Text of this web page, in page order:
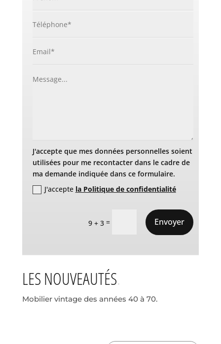
J'accepte que mes données personnelles soient
utilisées pour me recontacter dans le cadre de
ma demande indiquée dans ce formulaire.
J'accepte la Politique de confidentialité
9 + 3 = Envoyer
LES NOUVEAUTÉS
Mobilier vintage des années 40 à 70.